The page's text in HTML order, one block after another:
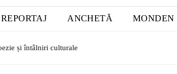
REPORTAJ ANCHETĂ MONDEN
și întâlniri culturale
a intrat în dotarea companiei